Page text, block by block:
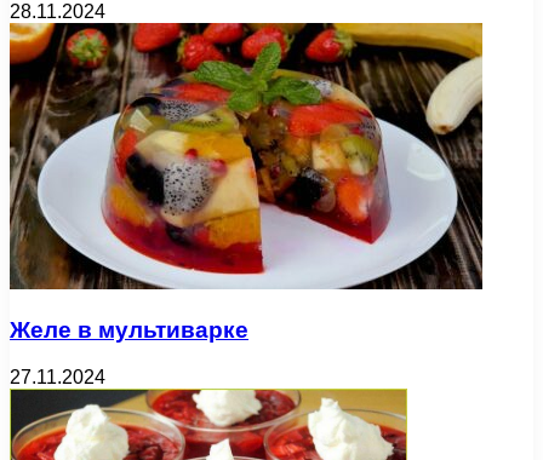
28.11.2024
Желе в мультиварке
27.11.2024